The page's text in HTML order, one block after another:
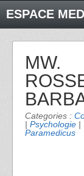
ESPACE
MW.
Categories :
| Psychologie |
Paramedicus